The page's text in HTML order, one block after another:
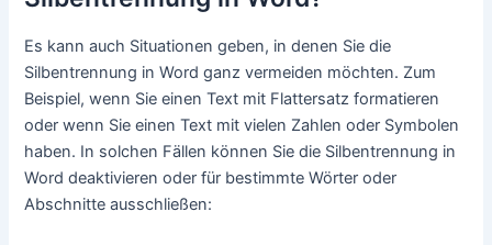
Es kann auch Situationen geben, in denen Sie die
Silbentrennung in Word ganz vermeiden möchten. Zum
Beispiel, wenn Sie einen Text mit Flattersatz formatieren
oder wenn Sie einen Text mit vielen Zahlen oder Symbolen
haben. In solchen Fällen können Sie die Silbentrennung in
Word deaktivieren oder für bestimmte Wörter oder
Abschnitte ausschließen: